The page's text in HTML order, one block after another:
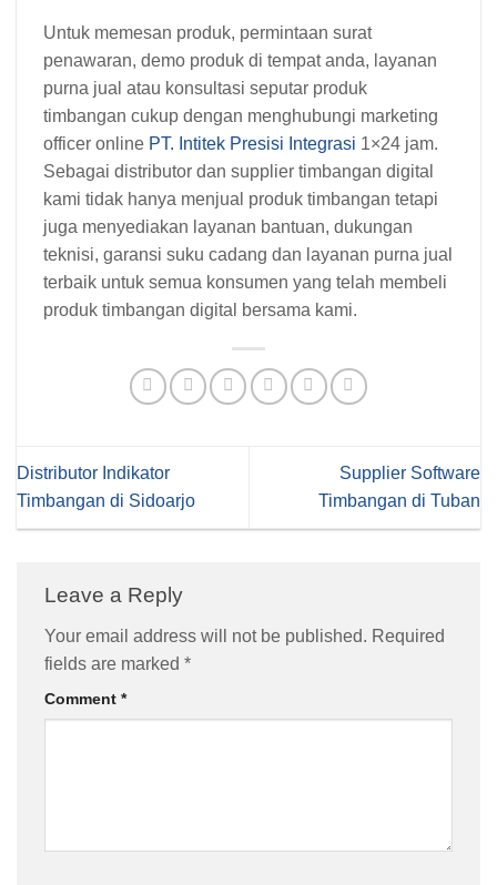
Untuk memesan produk, permintaan surat
penawaran, demo produk di tempat anda, layanan
purna jual atau konsultasi seputar produk
timbangan cukup dengan menghubungi marketing
officer online PT. Intitek Presisi Integrasi 1×24 jam.
Sebagai distributor dan supplier timbangan digital
kami tidak hanya menjual produk timbangan tetapi
juga menyediakan layanan bantuan, dukungan
teknisi, garansi suku cadang dan layanan purna jual
terbaik untuk semua konsumen yang telah membeli
produk timbangan digital bersama kami.
Distributor Indikator
Timbangan di Sidoarjo
Supplier Software
Timbangan di Tuban
Leave a Reply
Your email address will not be published. Required
fields are marked *
Comment *